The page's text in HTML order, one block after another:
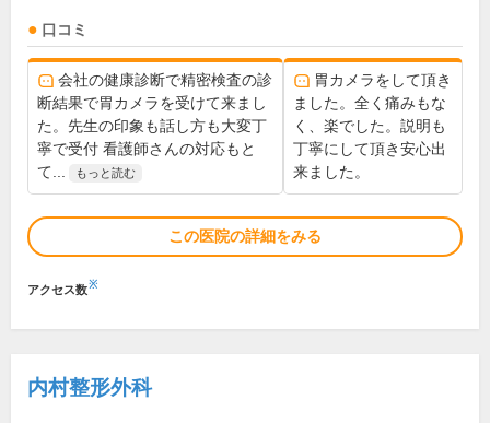
口コミ
会社の健康診断で精密検査の診
断結果で胃カメラを受けて来まし
た。先生の印象も話し方も大変丁
寧で受付 看護師さんの対応もと
て...
もっと読む
胃カメラをして頂き
ました。全く痛みもな
く、楽でした。説明も
丁寧にして頂き安心出
来ました。
この医院の詳細をみる
アクセス数※
内村整形外科